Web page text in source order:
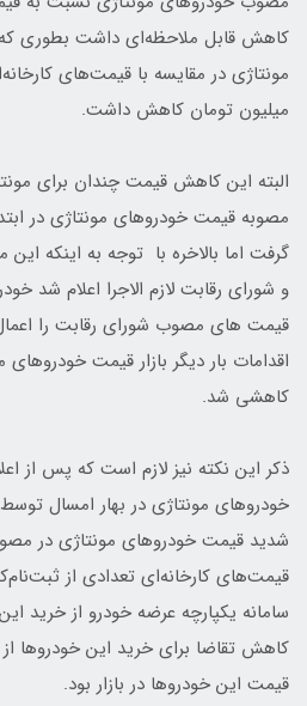
کاهش قابل ملاحظه‌ای داشت بطوری
میلیون تومان کاهش داشت.
البته این کاهش قیمت چندان برای
مصوبه قیمت خودروهای مونتاژی در ابتدا
گرفت اما بالاخره با توجه به اینکه
و شورای رقابت لازم الاجرا اعلام شد
قیمت های مصوب شورای رقابت را
اقدامات بار دیگر بازار قیمت
کاهشی شد.
ذکر این نکته نیز لازم است که پس از
خودروهای مونتاژی در بهار امسال
شدید قیمت‌ خودروهای مونتاژی در
قیمت‌های کارخانه‌ای تعدادی از
سامانه یکپارچه عرضه خودرو از خرید
کاهش تقاضا برای خرید این خودروها
قیمت این خودروها در بازار بود.